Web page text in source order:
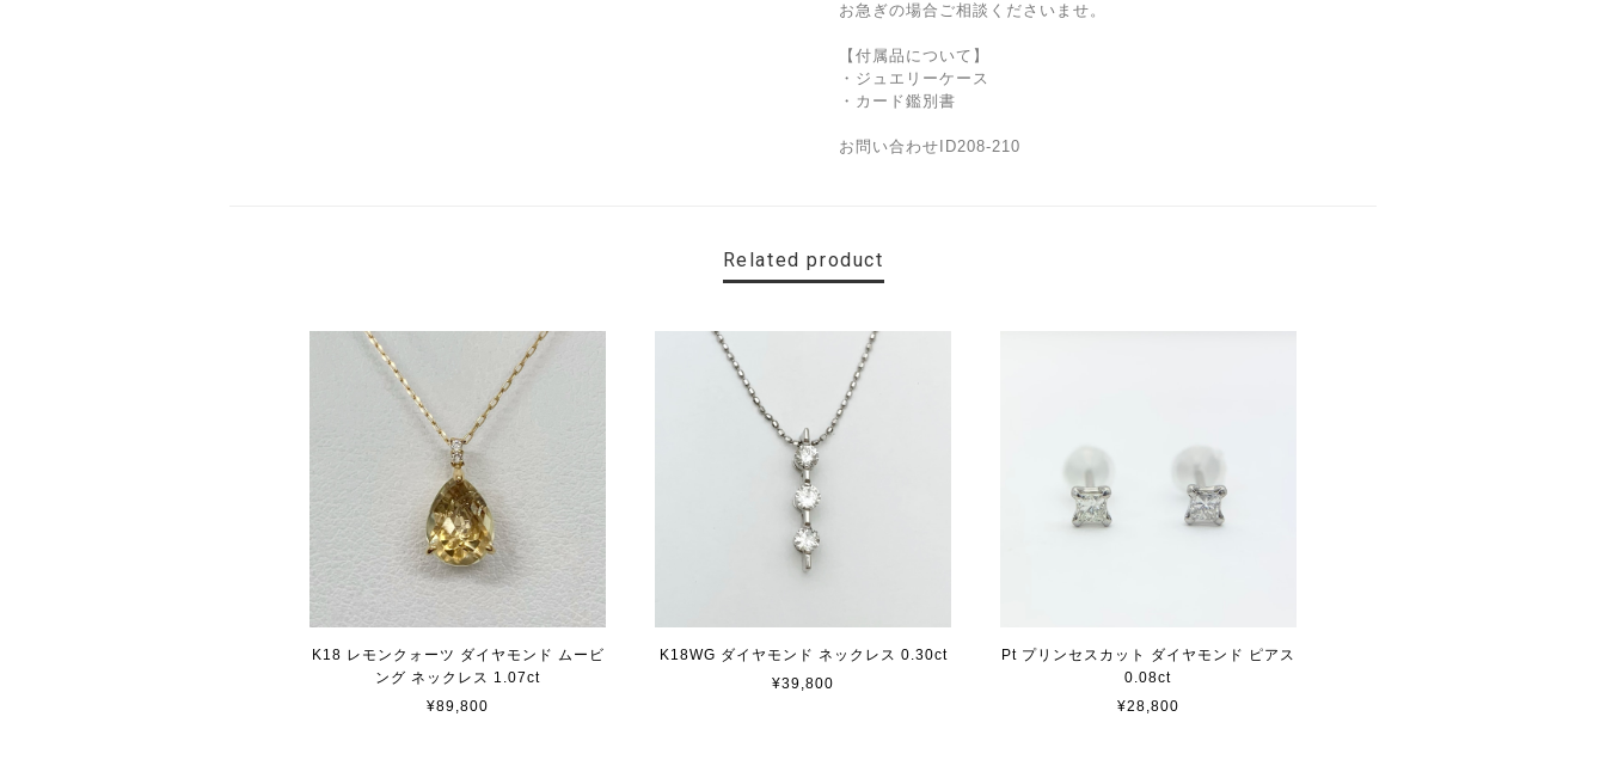
お急ぎの場合ご相談くださいませ。
【付属品について】
・ジュエリーケース
・カード鑑別書
お問い合わせID208-210
Related product
K18 レモンクォーツ ダイヤモンド ムービ
ング ネックレス 1.07ct
¥89,800
K18WG ダイヤモンド ネックレス 0.30ct
¥39,800
Pt プリンセスカット ダイヤモンド ピアス
0.08ct
¥28,800